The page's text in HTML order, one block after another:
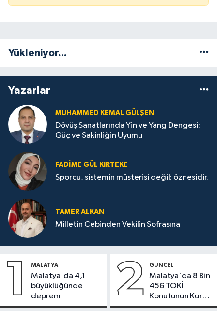
Yükleniyor...
Yazarlar
MUHAMMED KEMAL GÜLŞEN
Dövüş Sanatlarında Yin ve Yang Dengesi:
Güç ve Sakinliğin Uyumu
FADIME GÜL KIRTEKE
Sporcu, sistemin müşterisi değil; öznesidir.
TAMER ALKAN
Milletin Cebinden Vekilin Sofrasına
1 MALATYA
Malatya'da 4,1
büyüklüğünde
deprem
2 GÜNCEL
Malatya'da 8 Bin
456 TOKİ
Konutunun Kurası
Bugün Çekiliyor